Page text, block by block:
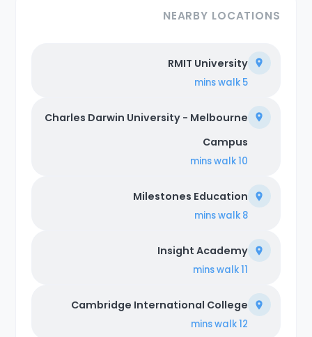
NEARBY LOCATIONS
RMIT University
5 mins
walk
Charles Darwin University - Melbourne
Campus
10 mins
walk
Milestones Education
8 mins
walk
Insight Academy
11 mins
walk
Cambridge International College
12 mins
walk